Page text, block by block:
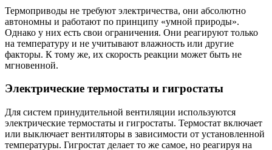
Термоприводы не требуют электричества, они абсолютно
автономны и работают по принципу «умной природы».
Однако у них есть свои ограничения. Они реагируют только
на температуру и не учитывают влажность или другие
факторы. К тому же, их скорость реакции может быть не
мгновенной.
Электрические термостаты и гигростаты
Для систем принудительной вентиляции используются
электрические термостаты и гигростаты. Термостат включает
или выключает вентиляторы в зависимости от установленной
температуры. Гигростат делает то же самое, но реагируя на